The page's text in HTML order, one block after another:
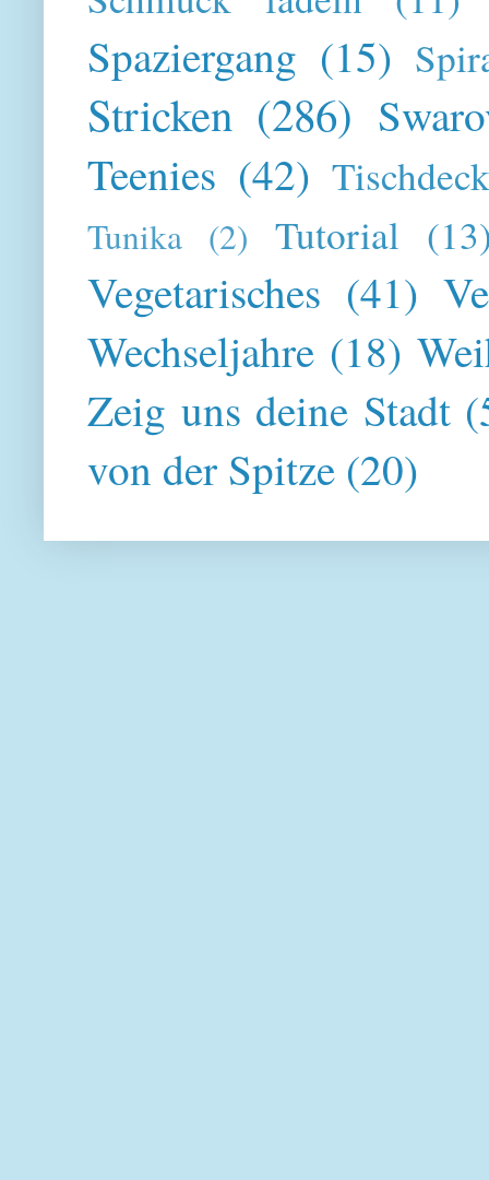
Spaziergang (15)
Stricken (286)
Teenies (42)
Tunika (2) Tutorial
Vegetarisches (41)
Wechseljahre (18)
Zeig uns deine Stadt
von der Spitze (20)